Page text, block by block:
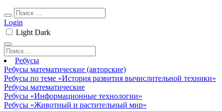
Login
Light Dark
Ребусы
Ребусы математические (авторские)
Ребусы по теме «История развития вычислительной техники»
Ребусы математические
Ребусы «Информационные технологии»
Ребусы «Животный и растительный мир»